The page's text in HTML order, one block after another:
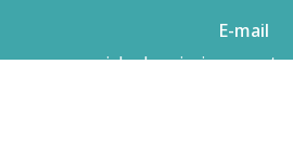
E-mail
airhydro.piscines-